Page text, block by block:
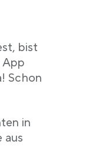
bist
Schon
in
aus